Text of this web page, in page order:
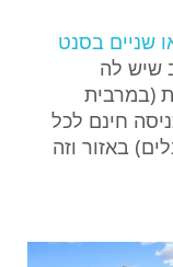
שניים בסנט
שיש לה
(במרבית
חינם לכל
באזור וזה